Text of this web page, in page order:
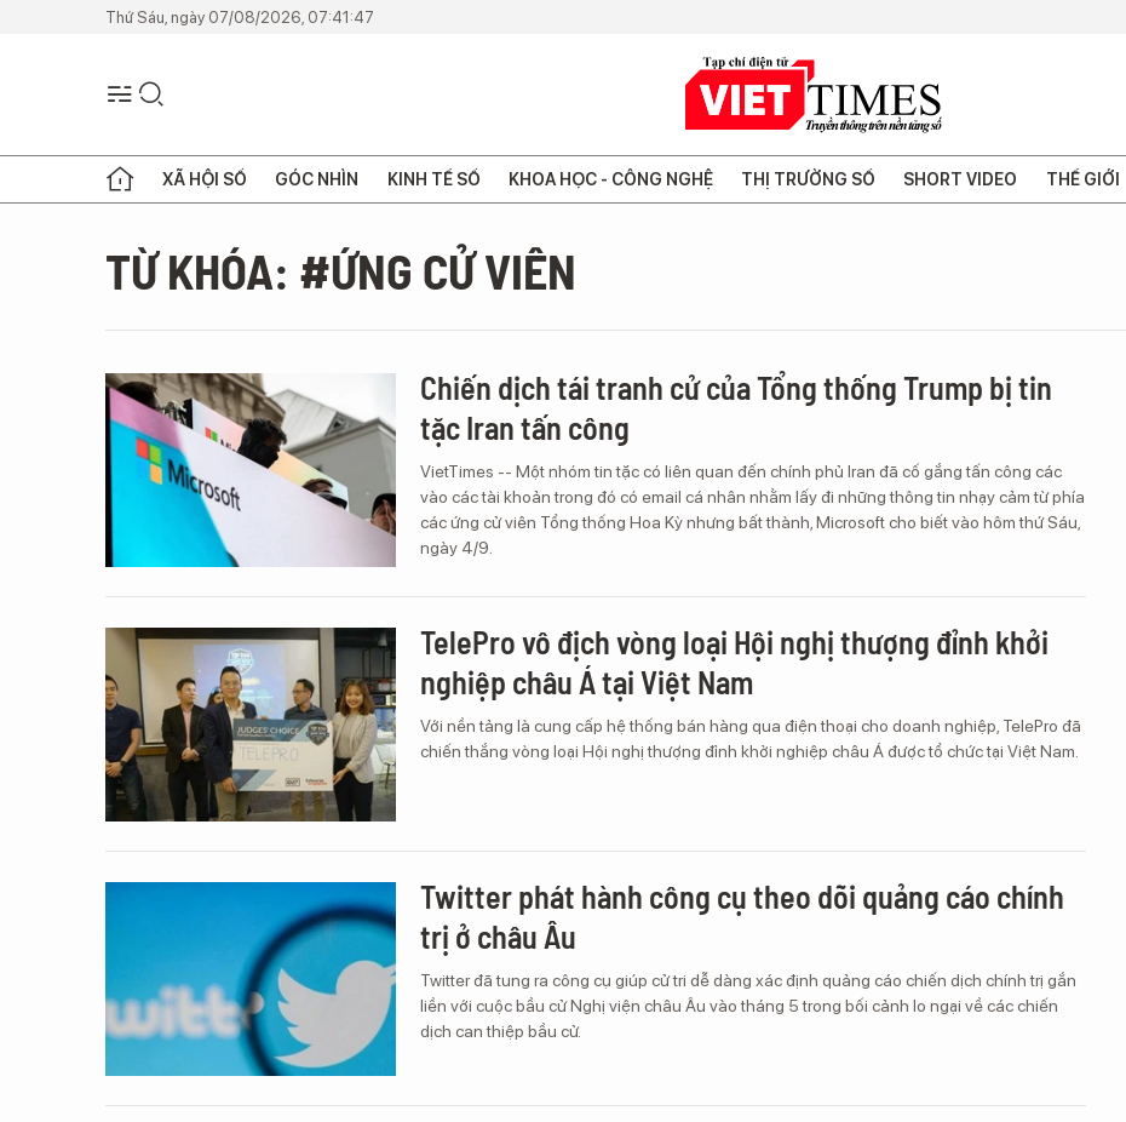
Thứ Sáu, ngày 07/08/2026, 07:41:47
XÃ HỘI SỐ GÓC NHÌN KINH TẾ SỐ KHOA HỌC - CÔNG NGHỆ THỊ TRƯỜNG SỐ SHORT VIDEO THẾ GIỚI
TỪ KHÓA: #ỨNG CỬ VIÊN
Chiến dịch tái tranh cử của Tổng thống Trump bị tin
tặc Iran tấn công
VietTimes -- Một nhóm tin tặc có liên quan đến chính phủ Iran đã cố gắng tấn công các
vào các tài khoản trong đó có email cá nhân nhằm lấy đi những thông tin nhạy cảm từ phía
các ứng cử viên Tổng thống Hoa Kỳ nhưng bất thành, Microsoft cho biết vào hôm thứ Sáu,
ngày 4/9.
TelePro vô địch vòng loại Hội nghị thượng đỉnh khởi
nghiệp châu Á tại Việt Nam
Với nền tảng là cung cấp hệ thống bán hàng qua điện thoại cho doanh nghiệp, TelePro đã
chiến thắng vòng loại Hội nghị thượng đỉnh khởi nghiệp châu Á được tổ chức tại Việt Nam.
Twitter phát hành công cụ theo dõi quảng cáo chính
trị ở châu Âu
Twitter đã tung ra công cụ giúp cử tri dễ dàng xác định quảng cáo chiến dịch chính trị gắn
liền với cuộc bầu cử Nghị viện châu Âu vào tháng 5 trong bối cảnh lo ngại về các chiến
dịch can thiệp bầu cử.